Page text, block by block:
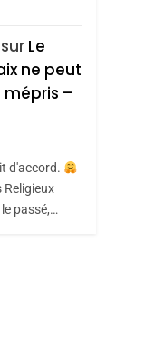
MA
Le
ne peut
–
d'accord.
Religieux
passé,…